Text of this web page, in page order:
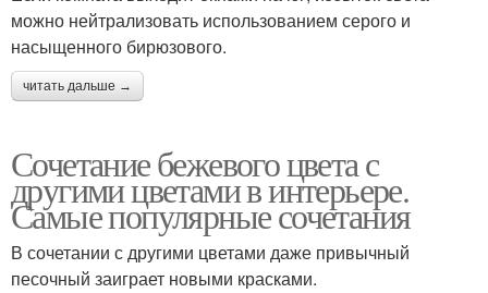
можно нейтрализовать использованием серого и
насыщенного бирюзового.
читать дальше →
Сочетание бежевого цвета с
другими цветами в интерьере.
Самые популярные сочетания
В сочетании с другими цветами даже привычный
песочный заиграет новыми красками.